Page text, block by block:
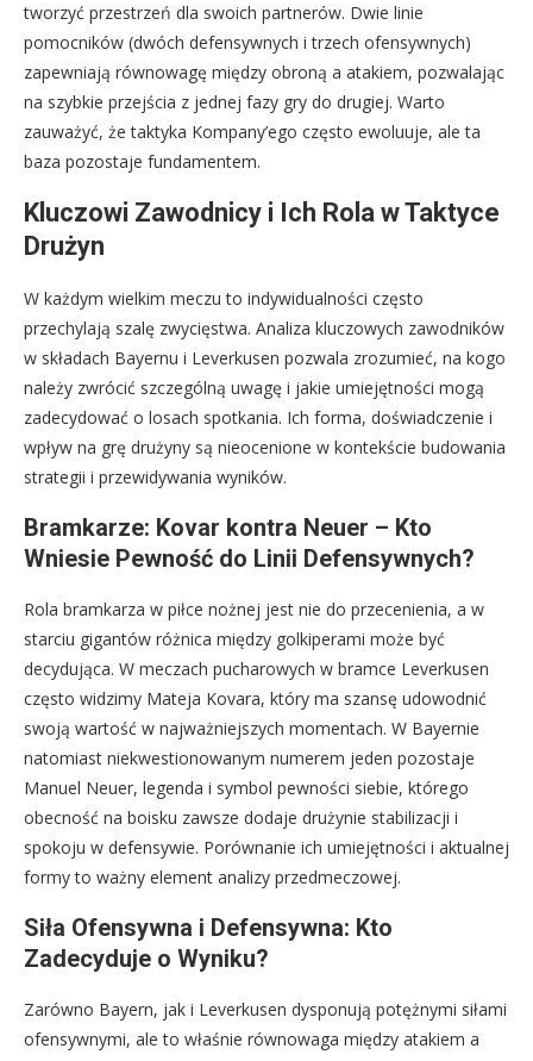
tworzyć przestrzeń dla swoich partnerów. Dwie linie
pomocników (dwóch defensywnych i trzech ofensywnych)
zapewniają równowagę między obroną a atakiem, pozwalając
na szybkie przejścia z jednej fazy gry do drugiej. Warto
zauważyć, że taktyka Kompany’ego często ewoluuje, ale ta
baza pozostaje fundamentem.
Kluczowi Zawodnicy i Ich Rola w Taktyce
Drużyn
W każdym wielkim meczu to indywidualności często
przechylają szalę zwycięstwa. Analiza kluczowych zawodników
w składach Bayernu i Leverkusen pozwala zrozumieć, na kogo
należy zwrócić szczególną uwagę i jakie umiejętności mogą
zadecydować o losach spotkania. Ich forma, doświadczenie i
wpływ na grę drużyny są nieocenione w kontekście budowania
strategii i przewidywania wyników.
Bramkarze: Kovar kontra Neuer – Kto
Wniesie Pewność do Linii Defensywnych?
Rola bramkarza w piłce nożnej jest nie do przecenienia, a w
starciu gigantów różnica między golkiperami może być
decydująca. W meczach pucharowych w bramce Leverkusen
często widzimy Mateja Kovara, który ma szansę udowodnić
swoją wartość w najważniejszych momentach. W Bayernie
natomiast niekwestionowanym numerem jeden pozostaje
Manuel Neuer, legenda i symbol pewności siebie, którego
obecność na boisku zawsze dodaje drużynie stabilizacji i
spokoju w defensywie. Porównanie ich umiejętności i aktualnej
formy to ważny element analizy przedmeczowej.
Siła Ofensywna i Defensywna: Kto
Zadecyduje o Wyniku?
Zarówno Bayern, jak i Leverkusen dysponują potężnymi siłami
ofensywnymi, ale to właśnie równowaga między atakiem a